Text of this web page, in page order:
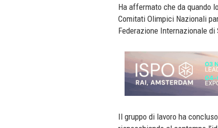
Ha affermato che da quando
Comitati Olimpici Nazionali
Federazione Internazionale
Il gruppo di lavoro ha